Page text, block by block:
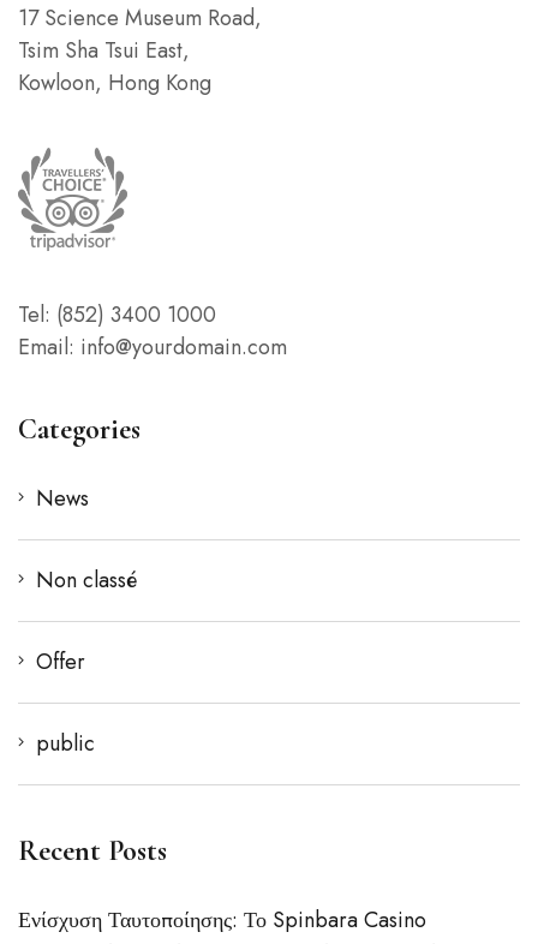
17 Science Museum Road,
Tsim Sha Tsui East,
Kowloon, Hong Kong
Tel: (852) 3400 1000
Email: info@yourdomain.com
Categories
News
Non classé
Offer
public
Recent Posts
Ενίσχυση Ταυτοποίησης: Το Spinbara Casino